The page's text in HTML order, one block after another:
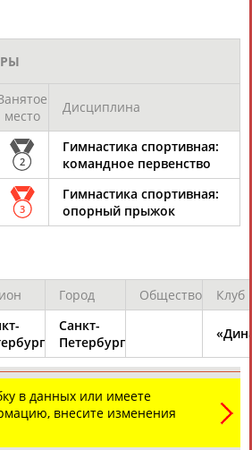
деятельности
НАИТ «Стадион»
996
место
Дисциплина
2
Гимнастика спортивная:
командное первенство
3
Гимнастика спортивная:
опорный прыжок
Город Общество
Клуб
Санкт-
Петербург
в данных или имеете
внесите изменения